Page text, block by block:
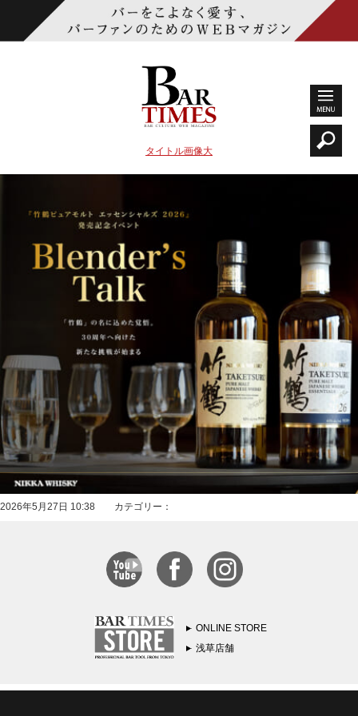
タイトル画像大
2026年5月27日 10:38 カテゴリー：
ONLINE STORE
浅草店舗